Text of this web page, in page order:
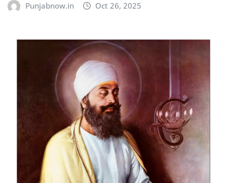
Punjabnow.in Oct 26, 2025